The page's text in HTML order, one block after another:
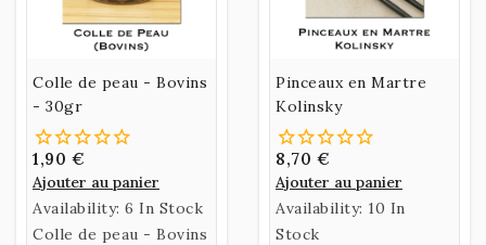
Colle de peau - Bovins
- 30gr
1,90 €
Ajouter au panier
Availability: 6 In Stock
Colle de peau - Bovins
Pinceaux en Martre
Kolinsky
8,70 €
Ajouter au panier
Availability: 10 In
Stock